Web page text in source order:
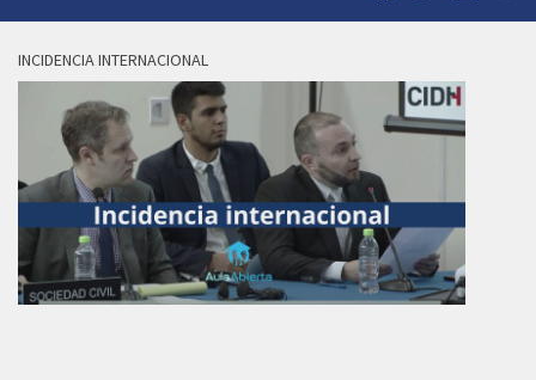
INCIDENCIA INTERNACIONAL